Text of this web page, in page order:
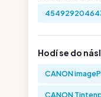
Hodí se do
CANON
CANON